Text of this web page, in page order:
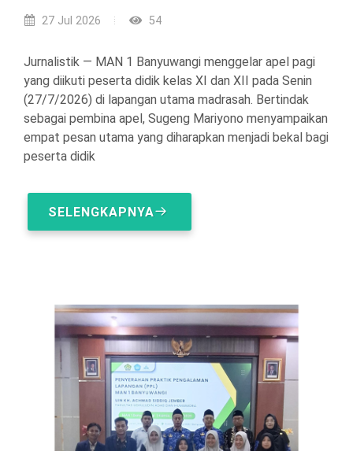
27 Jul 2026 54
Jurnalistik — MAN 1 Banyuwangi menggelar apel pagi
yang diikuti peserta didik kelas XI dan XII pada Senin
(27/7/2026) di lapangan utama madrasah. Bertindak
sebagai pembina apel, Sugeng Mariyono menyampaikan
empat pesan utama yang diharapkan menjadi bekal bagi
peserta didik
SELENGKAPNYA